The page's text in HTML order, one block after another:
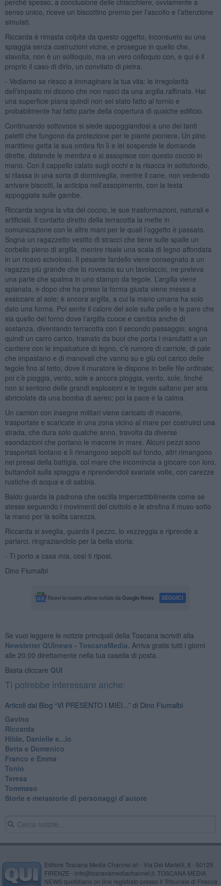
senso unico, riceve un biscottino premio per l’ascolto e l’attenzione
simulati.
Riccarda è rimasta colpita da questo oggetto, inconsueto su una
spiaggia senza costruzioni vicine, e prosegue in quello che,
stavolta, non è un soliloquio, ma un vero colloquio con, e qui è il
proprio il caso di dirlo, un convitato di pietra.
- Vediamo se riesco a immaginare la tua vita: le irregolarità
dell’impasto mi dicono che non nasci da una argilla raffinata. Hai
una superficie piana quindi non sei stato fatto al tornio e
probabilmente hai fatto parte della copertura di qualche edificio.
Continuando sottovoce si siede appoggiandosi a uno dei tanti
paletti che fungono da protezione per le piante pioniere. Un pino
marittimo getta la sua ombra fin lì e lei sospende le domande
dirette, distende le membra e si assopisce con questo coccio in
mano. Con il cappello calato sugli occhi e la risacca in sottofondo,
si rilassa in una sorta di dormiveglia, mentre il cane, non vedendo
arrivare biscotti, la anticipa nell’assopimento, con la testa
appoggiata sulle gambe.
Riccarda sogna la vita del coccio, le sue trasformazioni, naturali e
artificiali. Il contatto diretto della terracotta la mette in
comunicazione con le altre mani per le quali l’oggetto è passato.
Sogna un ragazzetto vestito di stracci che tiene sulle spalle un
corbello pieno di argilla, mentre risale una scala di legno affondata
in un ricavo scivoloso. Il pesante fardello viene consegnato a un
ragazzo più grande che lo rovescia su un tavolaccio, ne preleva
una parte che spalma in uno stampo da tegole. L’argilla viene
spianata, e dopo che ha preso la forma giusta viene messa a
essiccare al sole; è ancora argilla, a cui la mano umana ha solo
dato una forma. Poi sente il calore del sole sulla pelle e le pare che
sia quello del forno dove l’argilla cuoce e cambia anche di
sostanza, diventando terracotta con il secondo passaggio; sogna
quindi un carro carico, trainato da buoi che porta i manufatti a un
cantiere con le impalcature di legno, c’è rumore di carriole, di pale
che impastano e di manovali che vanno su e giù col carico delle
tegole fino al tetto, dove il muratore le dispone in belle file ordinate;
poi c’è pioggia, vento, sole e ancora pioggia, vento, sole, finché
non si sentono delle grandi esplosioni e le tegole saltano per aria
sbriciolate da una bomba di aereo; poi la pace e la calma.
Un camion con insegne militari viene caricato di macerie,
trasportate e scaricate in una zona vicino al mare per costruirci una
strada, che dura solo qualche anno, travolta da diverse
esondazioni che portano le macerie in mare. Alcuni pezzi sono
trasportati lontano e lì rimangono sepolti sul fondo, altri rimangono
nei pressi della battigia, col mare che incomincia a giocare con loro,
buttandoli sulla spiaggia e riprendendoli svariate volte, con carezze
rustiche di acqua e di sabbia.
Baldo guarda la padrona che oscilla impercettibilmente come se
stesse seguendo i movimenti del ciottolo e le strofina il muso sotto
la mano per la solita carezza.
Riccarda si sveglia, guarda il pezzo, lo vezzeggia e riprende a
parlarci, ringraziandolo per la bella storia:
- Ti porto a casa mia, così ti riposi.
Dino Fiumalbi
Se vuoi leggere le notizie principali della Toscana iscriviti alla
Newsletter QUInews - ToscanaMedia. Arriva gratis tutti i giorni
alle 20:00 direttamente nella tua casella di posta.
Basta cliccare QUI
Ti potrebbe interessare anche:
Articoli dal Blog “VI PRESENTO I MIEI...” di Dino Fiumalbi
Gavino
Riccarda
Hilde, Danielle e...io
Betta e Domenico
​Franco e Emma
Tonio
Teresa
Tommaso
​Storie e metastorie di personaggi d’autore
Editore Toscana Media Channel srl - Via Dei Martelli, 8 - 50129
FIRENZE - info@toscanamediachannel.it. TOSCANA MEDIA
NEWS quotidiano on line registrato presso il Tribunale di Firenze